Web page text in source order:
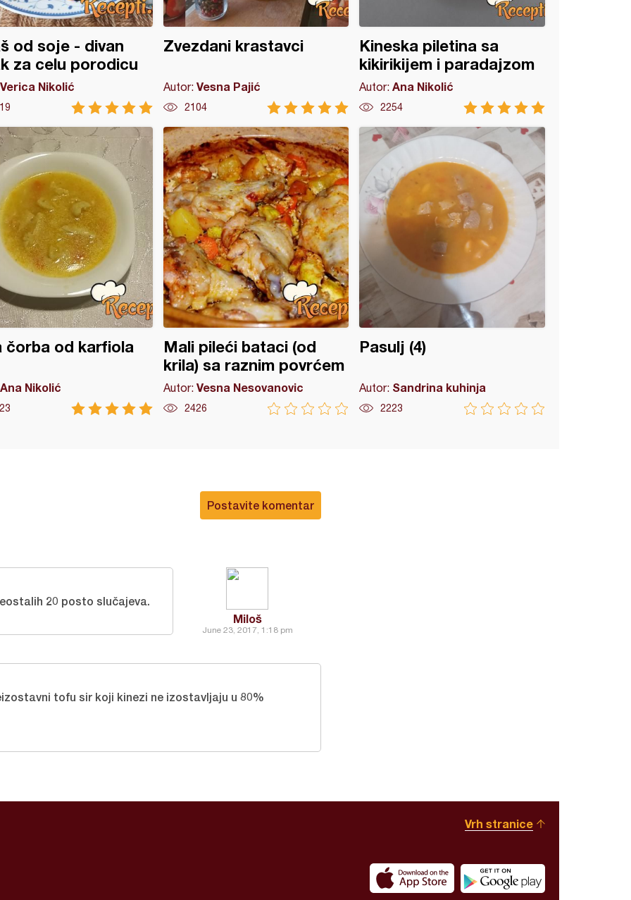
od soje - divan
za celu porodicu
Verica Nikolić
Zvezdani krastavci
Autor: Vesna Pajić
2104
Kineska piletina sa
kikirikijem i paradajzom
Autor:Ana Nikolić
2254
čorba od karfiola
Ana Nikolić
Mali pileći bataci (od
krila) sa raznim povrćem
Autor: Vesna Nesovanovic
2426
Pasulj (4)
Autor: Sandrina kuhinja
2223
Postavite komentar
Miloš
June 23, 2017, 1:18 pm
20 posto slučajeva.
tofu sir koji kinezi ne izostavljaju u 80%
Vrh stranice